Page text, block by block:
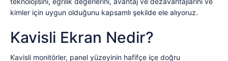
kimler için uygun olduğunu kapsamlı şekilde ele alıyoruz.
Kavisli Ekran Nedir?
Kavisli monitörler, panel yüzeyinin hafifçe içe doğru